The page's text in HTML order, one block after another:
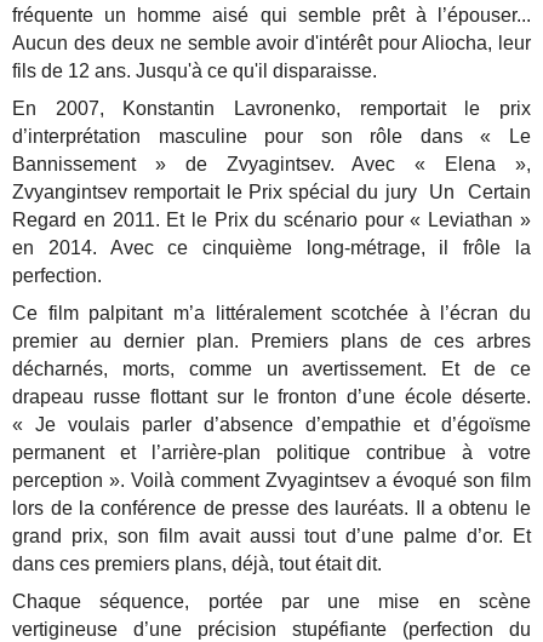
fréquente un homme aisé qui semble prêt à l’épouser...
Aucun des deux ne semble avoir d'intérêt pour Aliocha, leur
fils de 12 ans. Jusqu'à ce qu'il disparaisse.
En 2007, Konstantin Lavronenko, remportait le prix
d’interprétation masculine pour son rôle dans « Le
Bannissement » de Zvyagintsev. Avec « Elena »,
Zvyangintsev remportait le Prix spécial du jury Un Certain
Regard en 2011. Et le Prix du scénario pour « Leviathan »
en 2014. Avec ce cinquième long-métrage, il frôle la
perfection.
Ce film palpitant m’a littéralement scotchée à l’écran du
premier au dernier plan. Premiers plans de ces arbres
décharnés, morts, comme un avertissement. Et de ce
drapeau russe flottant sur le fronton d’une école déserte.
« Je voulais parler d’absence d’empathie et d’égoïsme
permanent et l’arrière-plan politique contribue à votre
perception ». Voilà comment Zvyagintsev a évoqué son film
lors de la conférence de presse des lauréats. Il a obtenu le
grand prix, son film avait aussi tout d’une palme d’or. Et
dans ces premiers plans, déjà, tout était dit.
Chaque séquence, portée par une mise en scène
vertigineuse d’une précision stupéfiante (perfection du